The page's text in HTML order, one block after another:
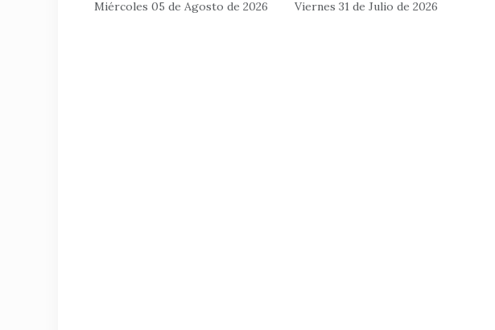
Miércoles 05 de Agosto de 2026
Viernes 31 de Julio de 2026